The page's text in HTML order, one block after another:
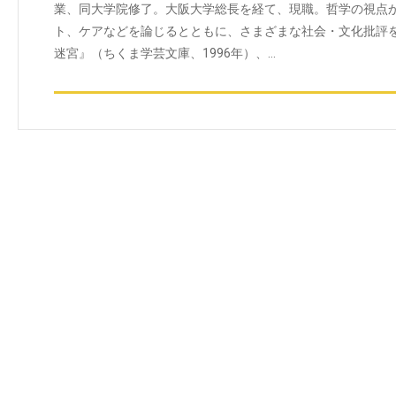
業、同大学院修了。大阪大学総長を経て、現職。哲学の視点
ト、ケアなどを論じるとともに、さまざまな社会・文化批
迷宮』（ちくま学芸文庫、1996年）、…